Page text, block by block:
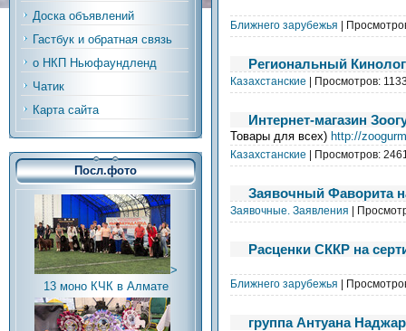
Доска объявлений
Гастбук и обратная связь
о НКП Ньюфаундленд
Чатик
Карта сайта
Посл.фото
>
13 моно КЧК в Алмате
Ближнего зарубежья |
Региональный
Казахстанские | Просмотров:
Интернет-магазин
Товары для всех) http://
Казахстанские | Просмотров:
Заявочный Фаворита
Заявочные. Заявления |
Расценки СККР на
Ближнего зарубежья |
группа Антуана